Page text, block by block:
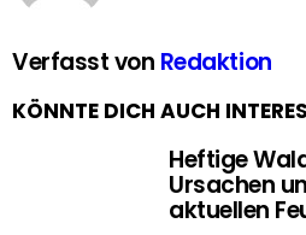
Verfasst von Redaktion
KÖNNTE DICH AUCH
Heftige
Ursachen
aktuellen